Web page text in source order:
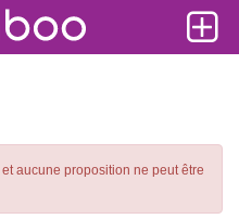
aucune proposition ne peut être